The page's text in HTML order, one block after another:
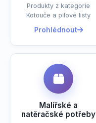
Produkty z kategorie
Kotouče a pilové listy
Prohlédnout
Malířské a
natěračské potřeby